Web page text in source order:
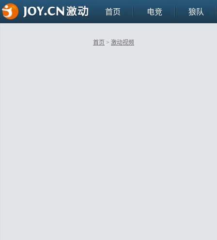
首页 电竞 狼队
首页 > 激动视频